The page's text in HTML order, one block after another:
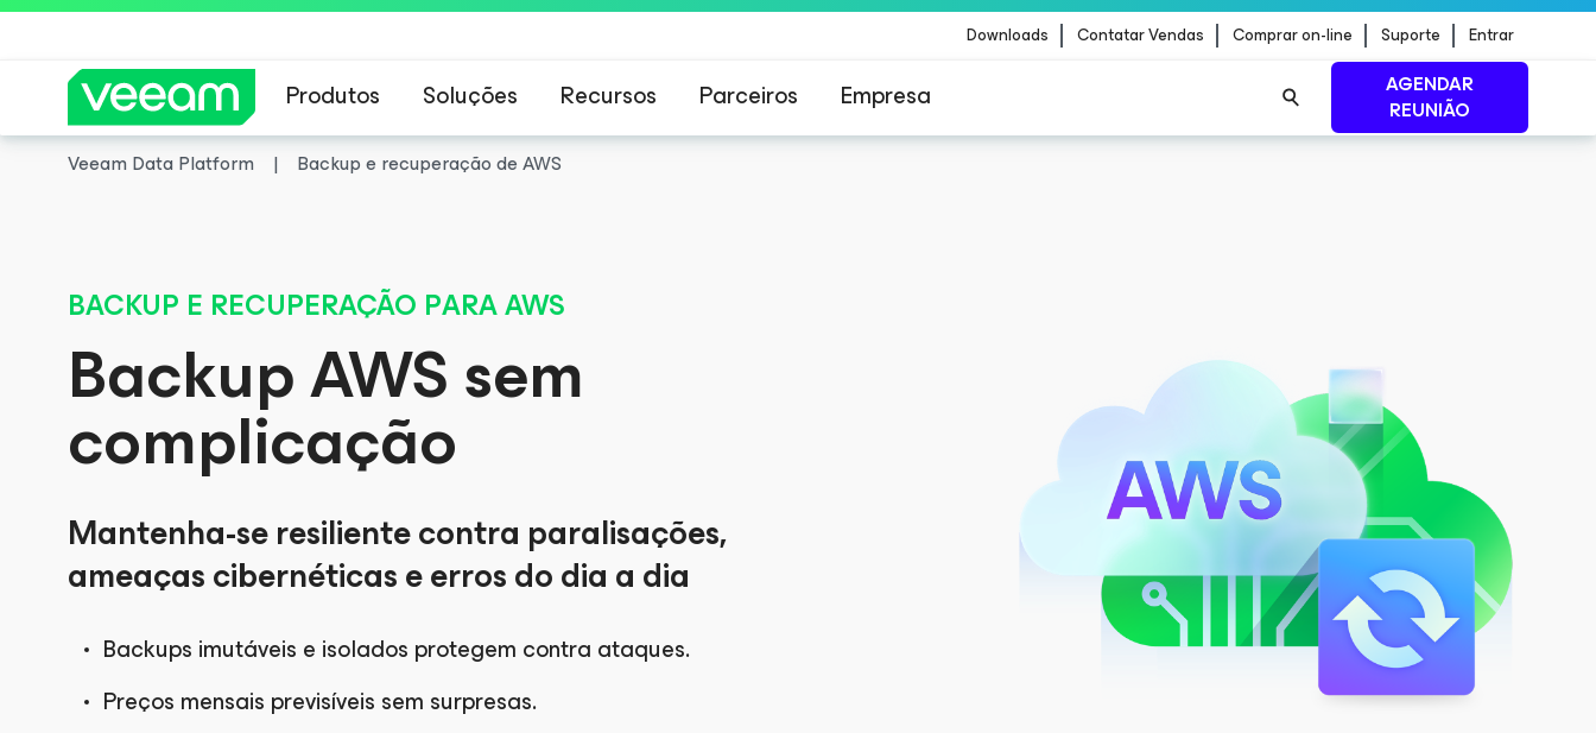
Downloads Contatar Vendas Comprar on-line Suporte Entrar
Produtos Soluções Recursos Parceiros Empresa
AGENDAR
REUNIÃO
Veeam Data Platform Backup e recuperação de AWS
BACKUP E RECUPERAÇÃO PARA AWS
Backup AWS sem
complicação
Mantenha-se resiliente contra paralisações,
ameaças cibernéticas e erros do dia a dia
Backups imutáveis e isolados protegem contra ataques.
Preços mensais previsíveis sem surpresas.